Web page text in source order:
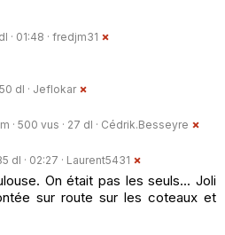
· 01:48 · fredjm31
dl · Jeflokar
· 500 vus · 27 dl · Cédrik.Besseyre
dl · 02:27 · Laurent5431
On était pas les seuls... Joli
sur route sur les coteaux et